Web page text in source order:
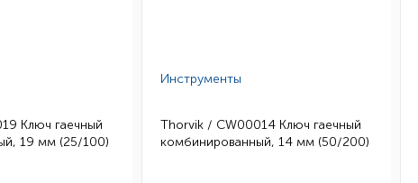
Ключ гаечный
19 мм (25/100)
Инструменты
Thorvik / CW00014 Ключ гаечный
комбинированный, 14 мм (50/200)